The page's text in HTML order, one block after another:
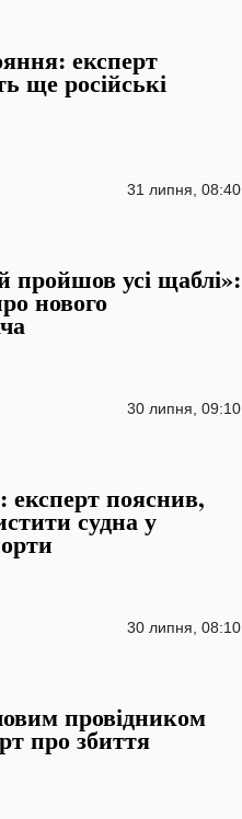
експерт
ще російські
31 липня, 08:40
пройшов усі щаблі»:
нового
30 липня, 09:10
експерт пояснив,
судна у
30 липня, 08:10
провідником
про збиття